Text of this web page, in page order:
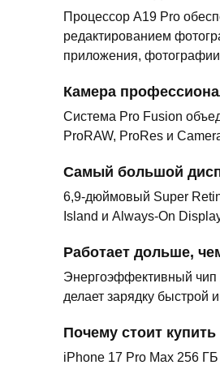
Процессор A19 Pro
редактированием
приложения,
Камера
Система Pro Fusion
ProRAW, ProRes и
Самый большой
6,9-дюймовый Super
Island и Always-On
Работает дольше,
Энергоэффективный чип
делает зарядку быстрой
Почему стоит купить
iPhone 17 Pro Max 256